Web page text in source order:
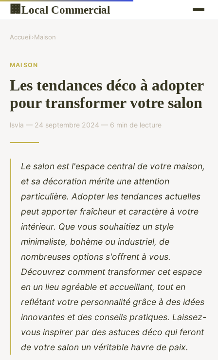
🏢 Local Commercial
Accueil›Maison
MAISON
Les tendances déco à adopter
pour transformer votre salon
lsvla — 24 septembre 2024 — 6 min de lecture
Le salon est l'espace central de votre maison,
et sa décoration mérite une attention
particulière. Adopter les tendances actuelles
peut apporter fraîcheur et caractère à votre
intérieur. Que vous souhaitiez un style
minimaliste, bohème ou industriel, de
nombreuses options s'offrent à vous.
Découvrez comment transformer cet espace
en un lieu agréable et accueillant, tout en
reflétant votre personnalité grâce à des idées
innovantes et des conseils pratiques. Laissez-
vous inspirer par des astuces déco qui feront
de votre salon un véritable havre de paix.